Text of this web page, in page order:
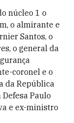
núcleo 1 o
o almirante e
Santos, o
o general da
coronel e o
da República
Paulo
e ex-ministro